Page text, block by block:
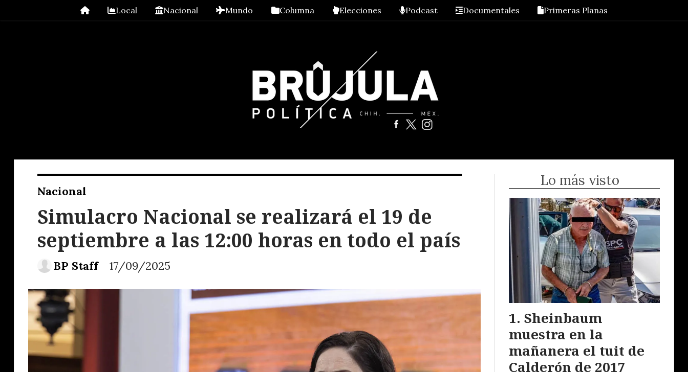
Local Nacional Mundo Columna Elecciones Podcast Documentales Primeras Planas
Simulacro Nacional se realizará el 19 de
septiembre a las 12:00 horas en todo el país
Nacional
17/09/2025
BP Staff
Lo más visto
Sheinbaum
muestra en la
mañanera el tuit de
Calderón de 2017